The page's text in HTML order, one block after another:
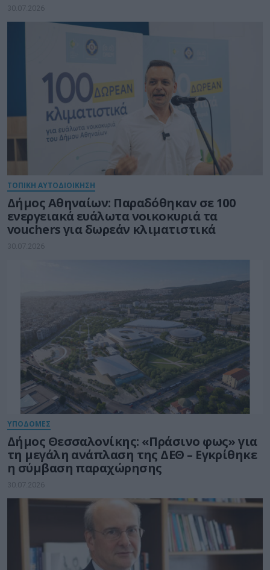
30.07.2026
ΤΟΠΙΚΗ ΑΥΤΟΔΙΟΙΚΗΣΗ
Δήμος Αθηναίων: Παραδόθηκαν σε 100
ενεργειακά ευάλωτα νοικοκυριά τα
vouchers για δωρεάν κλιματιστικά
30.07.2026
ΥΠΟΔΟΜΕΣ
Δήμος Θεσσαλονίκης: «Πράσινο φως» για
τη μεγάλη ανάπλαση της ΔΕΘ – Εγκρίθηκε
η σύμβαση παραχώρησης
30.07.2026